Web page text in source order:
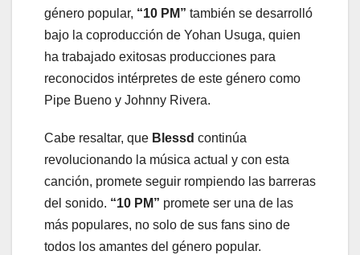
género popular, “10 PM” también se desarrolló
bajo la coproducción de Yohan Usuga, quien
ha trabajado exitosas producciones para
reconocidos intérpretes de este género como
Pipe Bueno y Johnny Rivera.
Cabe resaltar, que Blessd continúa
revolucionando la música actual y con esta
canción, promete seguir rompiendo las barreras
del sonido. “10 PM” promete ser una de las
más populares, no solo de sus fans sino de
todos los amantes del género popular.